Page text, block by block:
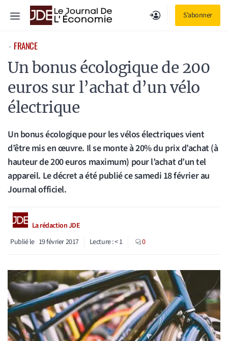
S'abonner
Menu
⋅ FRANCE
Un bonus écologique de 200
euros sur l’achat d’un vélo
électrique
Un bonus écologique pour les vélos électriques vient
d’être mis en œuvre. Il se monte à 20% du prix d’achat (à
hauteur de 200 euros maximum) pour l’achat d’un tel
appareil. Le décret a été publié ce samedi 18 février au
Journal officiel.
La rédaction JDE
Publié le 19 février 2017 Lecture :< 1 0